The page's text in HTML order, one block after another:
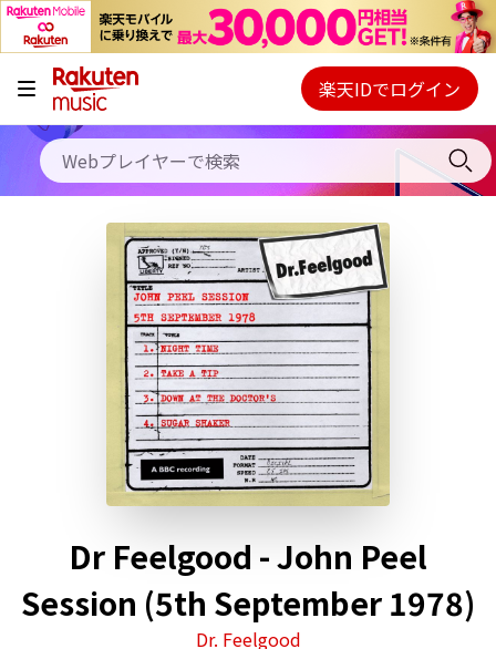
キャンペーン
料金プラン
使い方
初回30日間無料お試し
Webプレイヤー
ご契約内容の確認・変更
楽天IDでログイン
Dr Feelgood - John Peel
Session (5th September 1978)
Dr. Feelgood